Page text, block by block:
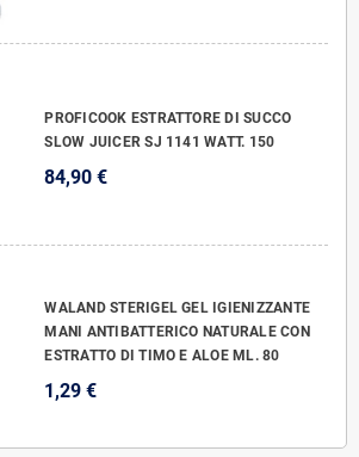
PROFICOOK ESTRATTORE DI SUCCO
SLOW JUICER SJ 1141 WATT. 150
84,90 €
WALAND STERIGEL GEL IGIENIZZANTE
MANI ANTIBATTERICO NATURALE CON
ESTRATTO DI TIMO E ALOE ML. 80
1,29 €